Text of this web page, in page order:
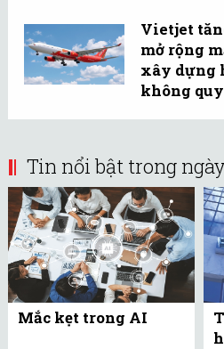
Vietjet
mở rộng
xây dựng
không
Tin nổi bật trong ngày
Mắc kẹt trong AI